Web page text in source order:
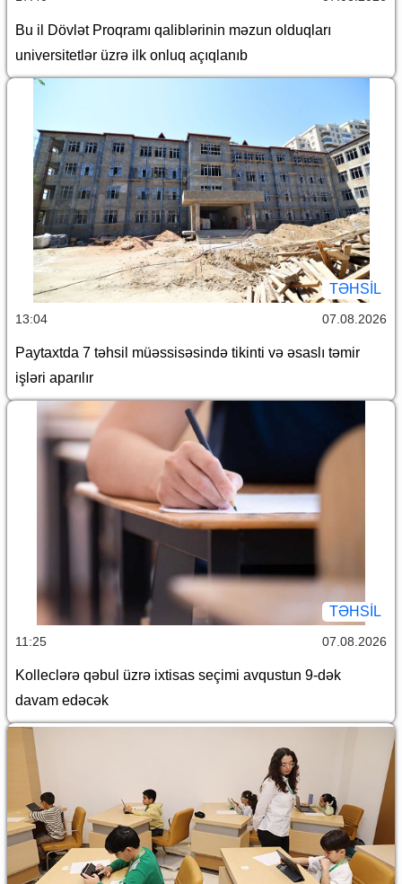
Bu il Dövlət Proqramı qaliblərinin məzun olduqları
universitetlər üzrə ilk onluq açıqlanıb
TƏHSIL
13:04 07.08.2026
Paytaxtda 7 təhsil müəssisəsində tikinti və əsaslı təmir
işləri aparılır
TƏHSIL
11:25 07.08.2026
Kolleclərə qəbul üzrə ixtisas seçimi avqustun 9-dək
davam edəcək